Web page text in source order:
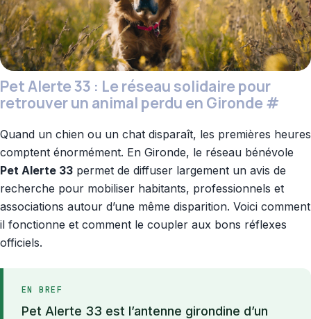
Pet Alerte 33 : Le réseau solidaire pour
retrouver un animal perdu en Gironde #
Quand un chien ou un chat disparaît, les premières heures
comptent énormément. En Gironde, le réseau bénévole
Pet Alerte 33 permet de diffuser largement un avis de
recherche pour mobiliser habitants, professionnels et
associations autour d’une même disparition. Voici comment
il fonctionne et comment le coupler aux bons réflexes
officiels.
EN BREF
Pet Alerte 33 est l’antenne girondine d’un